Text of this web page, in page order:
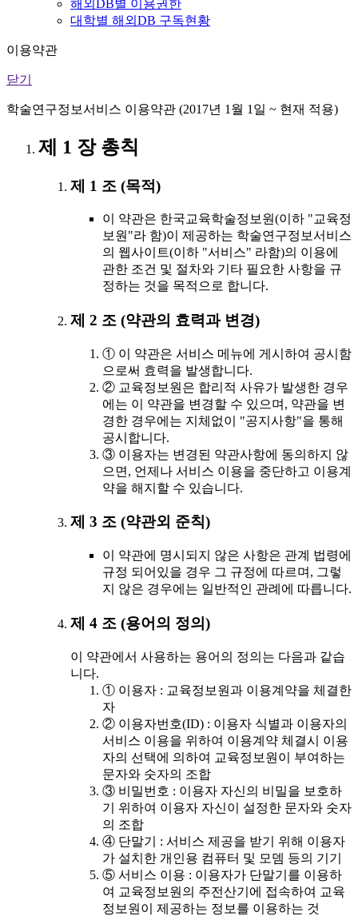
해외DB별 이용권한
대학별 해외DB 구독현황
이용약관
닫기
학술연구정보서비스 이용약관 (2017년 1월 1일 ~ 현재 적용)
제 1 장 총칙
제 1 조 (목적)
이 약관은 한국교육학술정보원(이하 "교육정
보원"라 함)이 제공하는 학술연구정보서비스
의 웹사이트(이하 "서비스" 라함)의 이용에
관한 조건 및 절차와 기타 필요한 사항을 규
정하는 것을 목적으로 합니다.
제 2 조 (약관의 효력과 변경)
① 이 약관은 서비스 메뉴에 게시하여 공시함
으로써 효력을 발생합니다.
② 교육정보원은 합리적 사유가 발생한 경우
에는 이 약관을 변경할 수 있으며, 약관을 변
경한 경우에는 지체없이 "공지사항"을 통해
공시합니다.
③ 이용자는 변경된 약관사항에 동의하지 않
으면, 언제나 서비스 이용을 중단하고 이용계
약을 해지할 수 있습니다.
제 3 조 (약관외 준칙)
이 약관에 명시되지 않은 사항은 관계 법령에
규정 되어있을 경우 그 규정에 따르며, 그렇
지 않은 경우에는 일반적인 관례에 따릅니다.
제 4 조 (용어의 정의)
이 약관에서 사용하는 용어의 정의는 다음과 같습
니다.
① 이용자 : 교육정보원과 이용계약을 체결한
자
② 이용자번호(ID) : 이용자 식별과 이용자의
서비스 이용을 위하여 이용계약 체결시 이용
자의 선택에 의하여 교육정보원이 부여하는
문자와 숫자의 조합
③ 비밀번호 : 이용자 자신의 비밀을 보호하
기 위하여 이용자 자신이 설정한 문자와 숫자
의 조합
④ 단말기 : 서비스 제공을 받기 위해 이용자
가 설치한 개인용 컴퓨터 및 모뎀 등의 기기
⑤ 서비스 이용 : 이용자가 단말기를 이용하
여 교육정보원의 주전산기에 접속하여 교육
정보원이 제공하는 정보를 이용하는 것